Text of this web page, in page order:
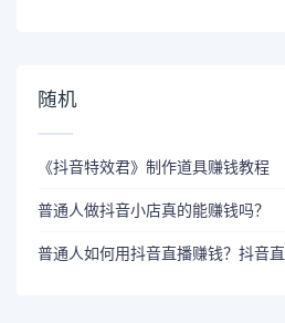
随机
《抖音特效君》制作道具赚钱教程
普通人做抖音小店真的能赚钱吗？
普通人如何用抖音直播赚钱？抖音直